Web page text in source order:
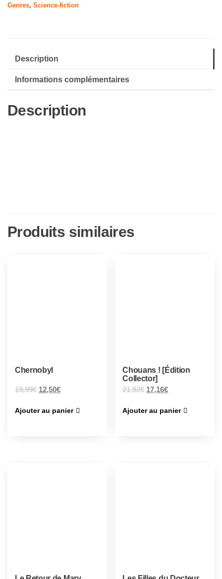
Games
Edition
limitée
Steelbook
4K
Genres, Science-fiction
Description
Informations complémentaires
Description
Produits similaires
Chernobyl
19,99€ 12,50€
Ajouter au panier
Chouans ! [Édition
Collector]
21,92€ 17,16€
Ajouter au panier